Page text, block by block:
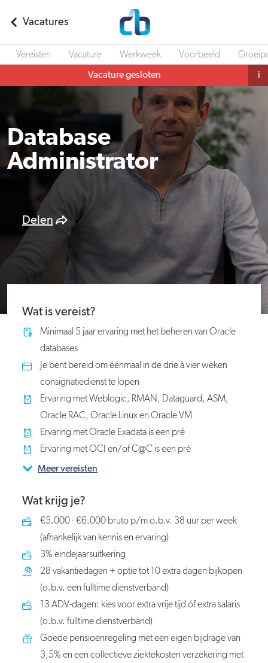
Vacatures
Vereisten Vacature Werkweek Voorbeeld
Vacature gesloten i
Database
Administrator
Delen
Wat is vereist?
Minimaal 5 jaar ervaring met het beheren van Oracle
databases
Je bent bereid om éénmaal in de drie à vier weken
consignatiedienst te lopen
Ervaring met Weblogic, RMAN, Dataguard, ASM,
Oracle RAC, Oracle Linux en Oracle VM
Ervaring met Oracle Exadata is een pré
Ervaring met OCI en/of C@C is een pré
Meer vereisten
Wat krijg je?
€5.000 - €6.000 bruto p/m o.b.v. 38 uur per week
(afhankelijk van kennis en ervaring)
3% eindejaarsuitkering
28 vakantiedagen + optie tot 10 extra dagen bijkopen
(o.b.v. een fulltime dienstverband)
13 ADV-dagen: kies voor extra vrije tijd óf extra salaris
(o.b.v. fulltime dienstverband)
Goede pensioenregeling met een eigen bijdrage van
3,5% en een collectieve ziektekosten verzekering met